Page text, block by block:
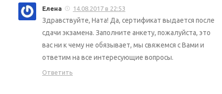
Елена 14.08.2017 в 22:53
Здравствуйте, Ната! Да, сертификат выдается после
сдачи экзамена. Заполните анкету, пожалуйста, это
вас ни к чему не обязывает, мы свяжемся с Вами и
ответим на все интересующие вопросы.
Ответить